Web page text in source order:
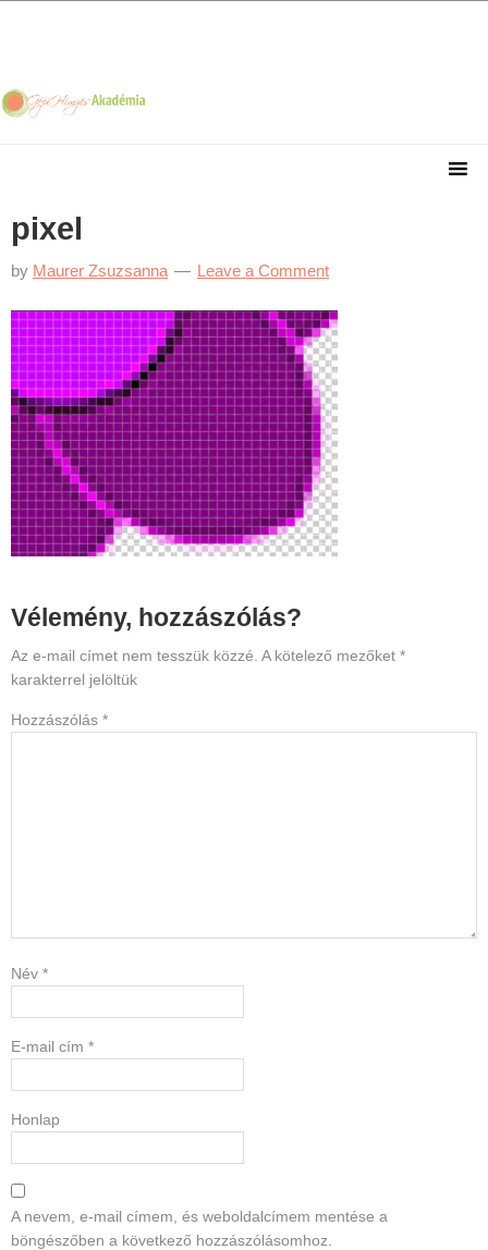
navigation
content
sidebar
pixel
by Maurer Zsuzsanna Leave a Comment
Reader
Interactions
Vélemény, hozzászólás?
Az e-mail címet nem tesszük közzé. A kötelező mezőket *
karakterrel jelöltük
Hozzászólás *
Név *
E-mail cím *
Honlap
A nevem, e-mail címem, és weboldalcímem mentése a
böngészőben a következő hozzászólásomhoz.